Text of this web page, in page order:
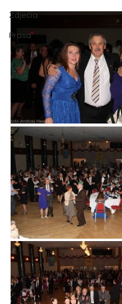
Zdjećia
Prasa